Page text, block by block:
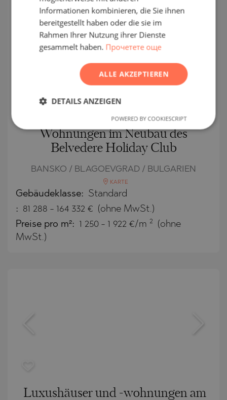
RECHTE
Exklusive schlüsselfertige
Wohnungen im Neubau des
Belvedere Holiday Club
BANSKO / BLAGOEVGRAD / BULGARIEN
KARTE
Gebäudeklasse: Standard
: 81 288 - 164 332 € (ohne MwSt.)
Preise pro m²: 1 250 - 1 922 €/m 2
(ohne
MwSt.)
Luxushäuser und -wohnungen am
ROMANIAN
Informationen kombinieren, die Sie ihnen
bereitgestellt haben oder die sie im
Rahmen Ihrer Nutzung ihrer Dienste
gesammelt haben. Прочетете още
ALLE AKZEPTIEREN
DETAILS ANZEIGEN
POWERED BY COOKIESCRIPT